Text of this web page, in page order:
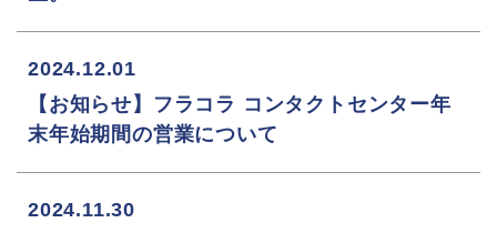
2024.12.01
【お知らせ】フラコラ コンタクトセンター年
末年始期間の営業について
2024.11.30